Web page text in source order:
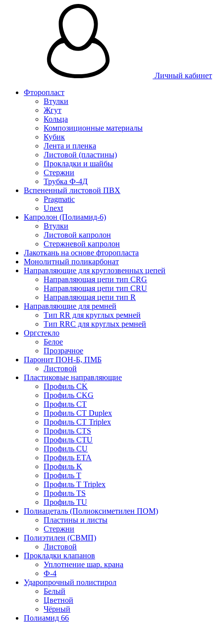
Личный кабинет
Фторопласт
Втулки
Жгут
Кольца
Композиционные материалы
Кубик
Лента и пленка
Листовой (пластины)
Прокладки и шайбы
Стержни
Трубка Ф-4Д
Вспененный листовой ПВХ
Pragmatic
Unext
Капролон (Полиамид-6)
Втулки
Листовой капролон
Стержневой капролон
Лакоткань на основе фторопласта
Монолитный поликарбонат
Направляющие для круглозвенных цепей
Направляющая цепи тип CRG
Направляющая цепи тип CRU
Направляющая цепи тип R
Направляющие для ремней
Тип RR для круглых ремней
Тип RRС для круглых ремней
Оргстекло
Белое
Прозрачное
Паронит ПОН-Б, ПМБ
Листовой
Пластиковые направляющие
Профиль CK
Профиль CKG
Профиль CT
Профиль CT Duplex
Профиль CT Triplex
Профиль CTS
Профиль CTU
Профиль CU
Профиль ETA
Профиль K
Профиль T
Профиль T Triplex
Профиль TS
Профиль TU
Полиацеталь (Полиоксиметилен ПОМ)
Пластины и листы
Стержни
Полиэтилен (СВМП)
Листовой
Прокладки клапанов
Уплотнение шар. крана
Ф-4
Ударопрочный полистирол
Белый
Цветной
Чёрный
Полиамид 66